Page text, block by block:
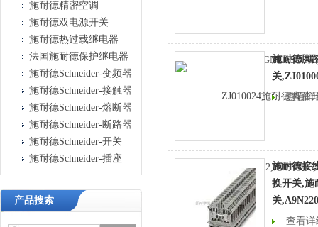
施耐德精密空调
施耐德双电源开关
施耐德热过载继电器
法国施耐德保护继电器
施耐德Schneider-变频器
施耐德Schneider-接触器
施耐德Schneider-熔断器
施耐德Schneider-断路器
施耐德Schneider-开关
施耐德Schneider-插座
产品搜索
施耐德脚
关
查看
施耐德接
换开关,施
关
查看